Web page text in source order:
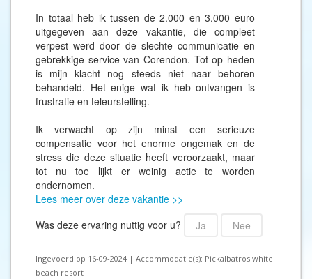
In totaal heb ik tussen de 2.000 en 3.000 euro
uitgegeven aan deze vakantie, die compleet
verpest werd door de slechte communicatie en
gebrekkige service van Corendon. Tot op heden
is mijn klacht nog steeds niet naar behoren
behandeld. Het enige wat ik heb ontvangen is
frustratie en teleurstelling.
Ik verwacht op zijn minst een serieuze
compensatie voor het enorme ongemak en de
stress die deze situatie heeft veroorzaakt, maar
tot nu toe lijkt er weinig actie te worden
ondernomen.
Lees meer over deze vakantie >>
Was deze ervaring nuttig voor u?
Ja Nee
Ingevoerd op 16-09-2024 | Accommodatie(s): Pickalbatros white
beach resort